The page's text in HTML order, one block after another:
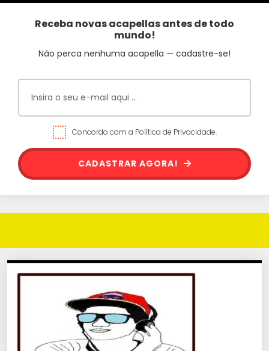
Receba novas acapellas antes de todo
mundo!
Não perca nenhuma acapella — cadastre-se!
Concordo com a Política de Privacidade.
CADASTRAR AGORA!